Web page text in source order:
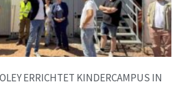
ERRICHTET KINDERCAMPUS IN